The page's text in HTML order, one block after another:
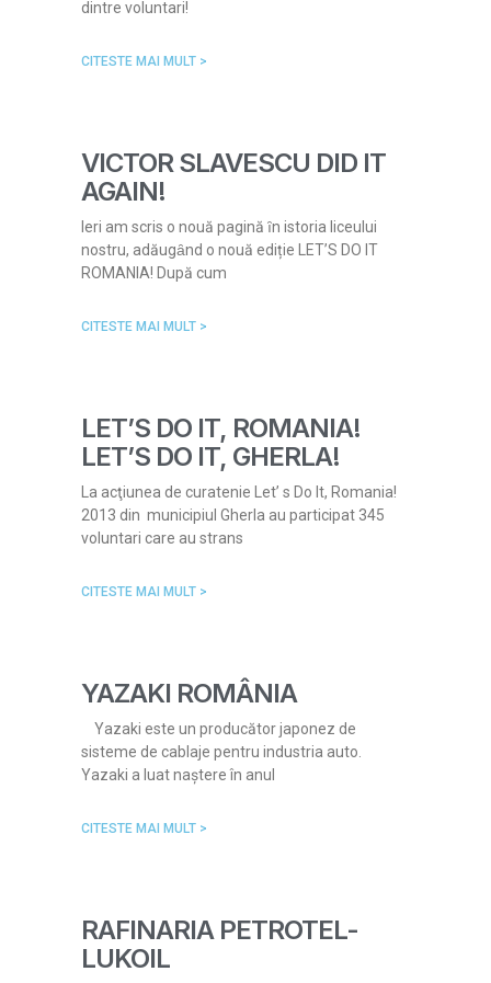
dintre voluntari!
CITESTE MAI MULT >
VICTOR SLAVESCU DID IT
AGAIN!
Ieri am scris o nouă pagină ȋn istoria liceului
nostru, adăugȃnd o nouă ediție LET’S DO IT
ROMANIA! După cum
CITESTE MAI MULT >
LET’S DO IT, ROMANIA!
LET’S DO IT, GHERLA!
La acţiunea de curatenie Let’ s Do It, Romania!
2013 din municipiul Gherla au participat 345
voluntari care au strans
CITESTE MAI MULT >
YAZAKI ROMÂNIA
Yazaki este un producător japonez de
sisteme de cablaje pentru industria auto.
Yazaki a luat naștere în anul
CITESTE MAI MULT >
RAFINARIA PETROTEL-
LUKOIL